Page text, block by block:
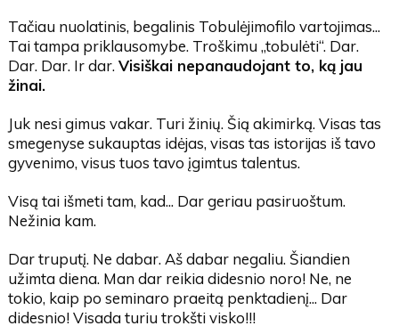
Tačiau nuolatinis, begalinis Tobulėjimofilo vartojimas...
Tai tampa priklausomybe. Troškimu „tobulėti“. Dar.
Dar. Dar. Ir dar.Visiškai nepanaudojant to, ką jau
žinai.
Juk nesi gimus vakar. Turi žinių. Šią akimirką. Visas tas
smegenyse sukauptas idėjas, visas tas istorijas iš tavo
gyvenimo, visus tuos tavo įgimtus talentus.
Visą tai išmeti tam, kad... Dar geriau pasiruoštum.
Nežinia kam.
Dar truputį. Ne dabar. Aš dabar negaliu. Šiandien
užimta diena. Man dar reikia didesnio noro! Ne, ne
tokio, kaip po seminaro praeitą penktadienį... Dar
didesnio! Visada turiu trokšti visko!!!